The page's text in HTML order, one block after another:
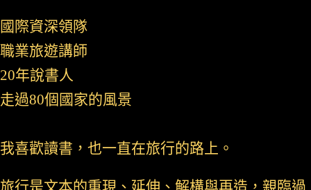
國際資深領隊
職業旅遊講師
20年說書人
走過80個國家的風景
我喜歡讀書，也一直在旅行的路上。